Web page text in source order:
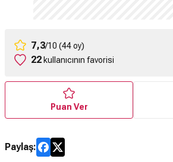
7,3/10 (44 oy)
22 kullanıcının favorisi
Puan Ver
Paylaş: